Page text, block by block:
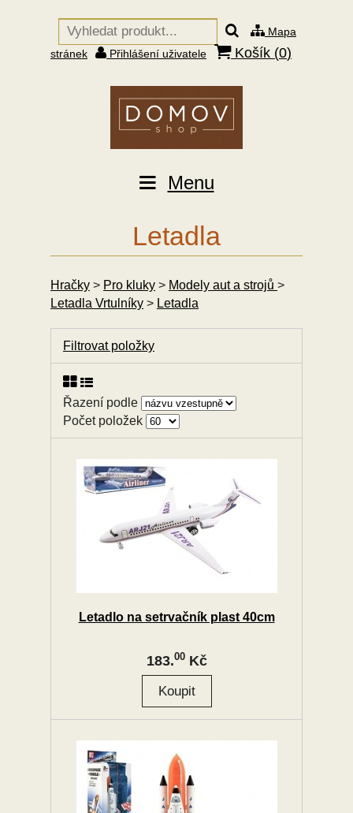
Mapa
stránek
Přihlášení uživatele Košík (0)
Menu
Letadla
Hračky > Pro kluky > Modely aut a strojů >
Letadla Vrtulníky > Letadla
Filtrovat položky
Řazení podle
Počet položek
Letadlo na setrvačník plast 40cm
183.00Kč